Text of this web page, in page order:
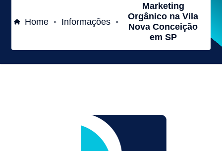
Home » Informações »
Marketing
Orgânico na Vila
Nova Conceição
em SP